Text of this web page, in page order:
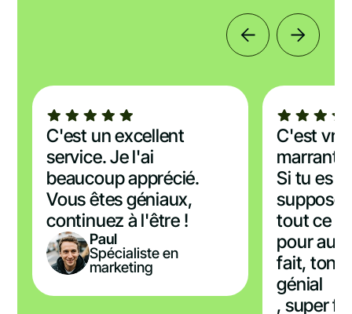
C'est un excellent
service. Je l'ai
beaucoup apprécié.
Vous êtes géniaux,
continuez à l'être !
Paul
Spécialiste en
marketing
C'est
marrant
Si tu es
tout ce
pour
fait, ton
génial
, super